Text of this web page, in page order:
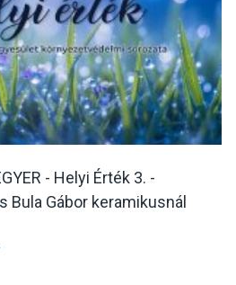
2026 AUG 07
dallamok
fel a visegrádi
Palota
- Helyi Érték 3. -
Bula Gábor keramikusnál